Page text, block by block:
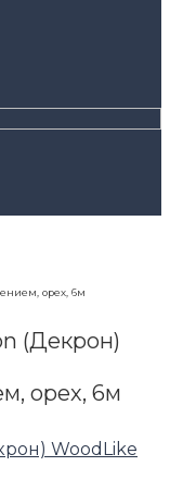
(Декрон)
орех, 6м